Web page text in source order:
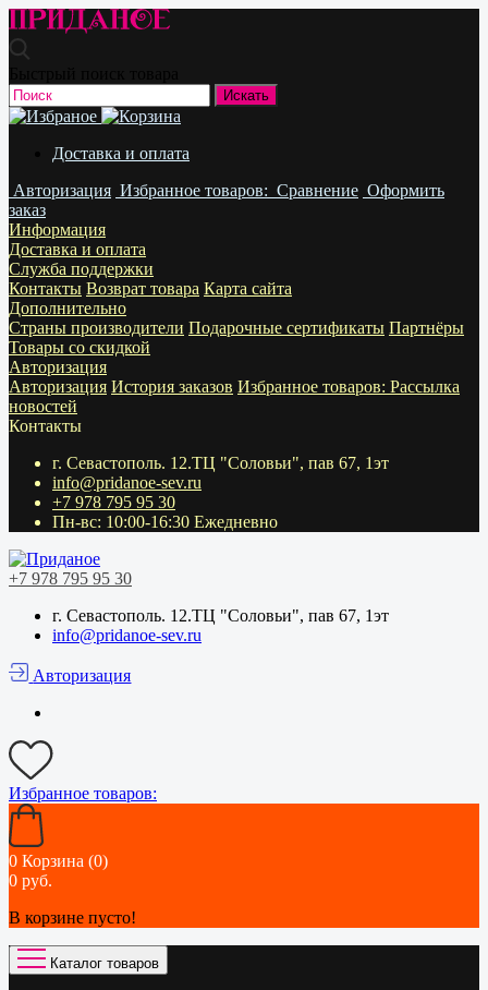
Доставка и оплата
Авторизация Избранное товаров: Сравнение Оформить
заказ
Информация
Доставка и оплата
Служба поддержки
Контакты Возврат товара Карта сайта
Дополнительно
Страны производители Подарочные сертификаты Партнёры
Товары со скидкой
Авторизация
Авторизация История заказов Избранное товаров: Рассылка
новостей
Контакты
г. Севастополь. 12.ТЦ "Соловьи", пав 67, 1эт
info@pridanoe-sev.ru
+7 978 795 95 30
Пн-вс: 10:00-16:30 Ежедневно
+7 978 795 95 30
г. Севастополь. 12.ТЦ "Соловьи", пав 67, 1эт
info@pridanoe-sev.ru
Авторизация
Избранное товаров:
0 Корзина (0)
0 руб.
В корзине пусто!
Каталог товаров